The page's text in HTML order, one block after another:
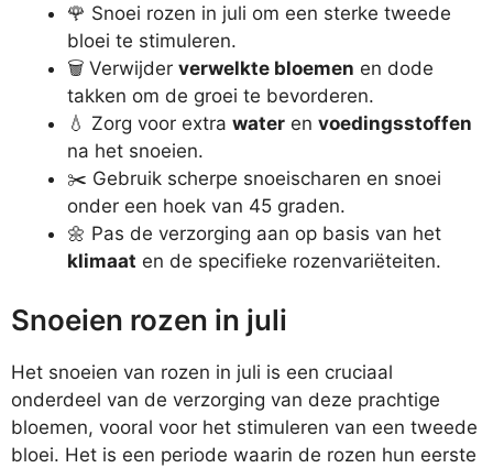
🌹 Snoei rozen in juli om een sterke tweede
bloei te stimuleren.
🗑️ Verwijder verwelkte bloemen en dode
takken om de groei te bevorderen.
💧 Zorg voor extra water en voedingsstoffen
na het snoeien.
✂️ Gebruik scherpe snoeischaren en snoei
onder een hoek van 45 graden.
🌼 Pas de verzorging aan op basis van het
klimaat en de specifieke rozenvariëteiten.
Snoeien rozen in juli
Het snoeien van rozen in juli is een cruciaal
onderdeel van de verzorging van deze prachtige
bloemen, vooral voor het stimuleren van een tweede
bloei. Het is een periode waarin de rozen hun eerste